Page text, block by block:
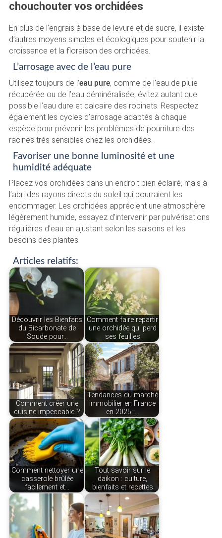
chouchouter vos orchidées
En plus de l’engrais à base de levure et de sucre, il existe
d’autres moyens simples et écologiques pour soutenir la
croissance et la floraison des orchidées.
L’arrosage avec de l’eau pure
Utilisez toujours de l’eau pure, comme de l’eau de pluie
récupérée ou de l’eau déminéralisée, évitez autant que
possible l’eau dure et calcaire des robinets. Respectez
également les cycles d’arrosage adaptés à chaque
espèce pour prévenir les problèmes de pourriture des
racines très sensibles chez les orchidées.
Favoriser une bonne luminosité et une
humidité adéquate
Placez vos orchidées dans un endroit bien éclairé, mais à
l’abri des rayons directs du soleil qui pourraient les
endommager. Les orchidées apprécient une atmosphère
légèrement humide, essayez d’intervenir par pulvérisations
régulières d’eau en ajustant selon les saisons et les
besoins des plantes.
Articles relatifs:
Découvrir les Bienfaits
du Bicarbonate de
Soude pour…
Comment faire repartir
une orchidée qui perd
ses feuilles
Comment créer une
cuisine impeccable ?
Tendances du marché
immobilier en France
en 2025 :…
Comment nettoyer une
casserole brûlée
facilement et…
Tout savoir sur le
daikon : culture,
bienfaits et recettes